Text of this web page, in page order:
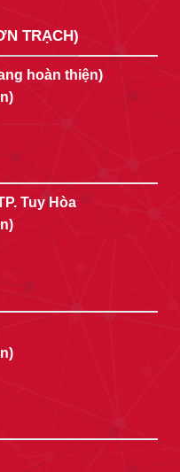
TRẠCH)
hoàn thiện)
Tuy Hòa